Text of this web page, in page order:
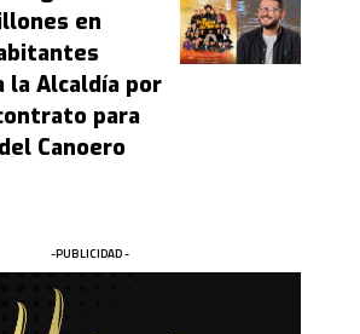
en
la Alcaldía por
para
Canoero
-PUBLICIDAD -